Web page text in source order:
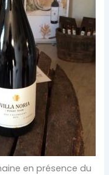
en présence du